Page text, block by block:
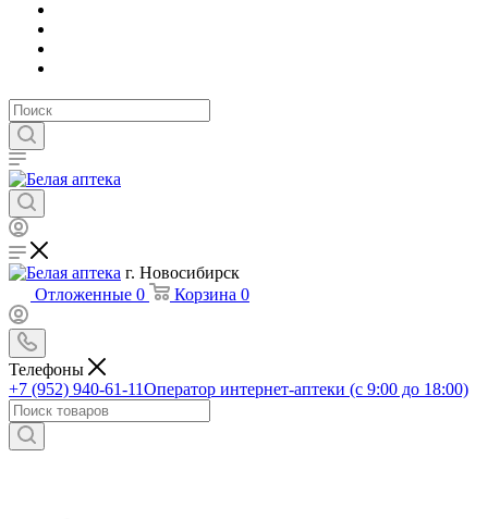
г. Новосибирск
Отложенные 0 Корзина 0
Телефоны
+7 (952) 940-61-11Оператор интернет-аптеки (с 9:00 до 18:00)